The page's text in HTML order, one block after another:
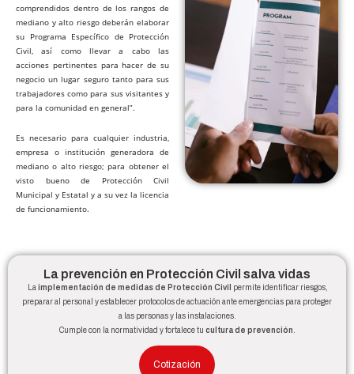
comprendidos dentro de los rangos de
mediano y alto riesgo deberán elaborar
su Programa Específico de Protección
Civil, así como llevar a cabo las
acciones pertinentes para hacer de su
negocio un lugar seguro tanto para sus
trabajadores como para sus visitantes y
para la comunidad en general”.
Es necesario para cualquier industria,
empresa o institución generadora de
mediano o alto riesgo; para obtener el
visto bueno de Protección Civil
Municipal y Estatal y a su vez la licencia
de funcionamiento.
La prevención en Protección Civil salva vidas
La implementación de medidas de Protección Civil
permite identificar riesgos,
preparar al personal y establecer protocolos de actuación ante emergencias para proteger
a las personas y las instalaciones.
Cumple con la normatividad y fortalece tu cultura de prevención
Cotización